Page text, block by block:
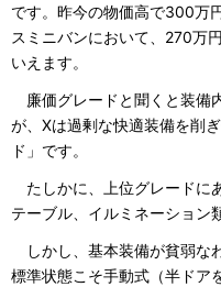
です。昨今の物価高で300万
スミニバンにおいて、270万
いえます。
廉価グレードと聞くと装備
が、Xは過剰な快適装備を削
ド」です。
たしかに、上位グレードに
テーブル、イルミネーション
しかし、基本装備が貧弱な
標準状態こそ手動式（半ドア